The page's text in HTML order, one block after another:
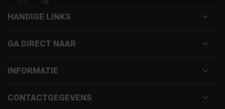
HANDIGE LINKS
GA DIRECT NAAR
INFORMATIE
CONTACTGEGEVENS